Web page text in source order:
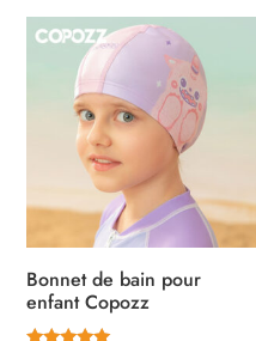
Bonnet de bain pour
enfant Copozz